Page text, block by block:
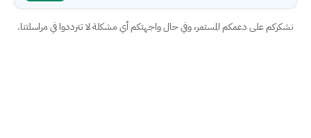
نشكركم على دعمكم المستمر، وفي حال واجهتكم أي مشكلة لا تترددوا في مراسلتنا.